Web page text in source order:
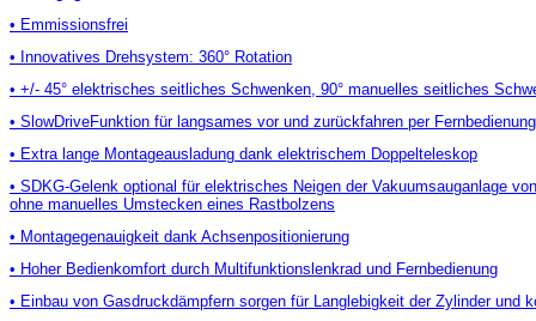
• Emmissionsfrei
• Innovatives Drehsystem: 360° Rotation
• +/- 45° elektrisches seitliches Schwenken, 90° manuelles seitliches
• SlowDriveFunktion für langsames vor und zurückfahren per Fernbedienung
• Extra lange Montageausladung dank elektrischem Doppelteleskop
• SDKG-Gelenk optional für elektrisches Neigen der Vakuumsauganlage
ohne manuelles Umstecken eines Rastbolzens
• Montagegenauigkeit dank Achsenpositionierung
• Hoher Bedienkomfort durch Multifunktionslenkrad und Fernbedienung
• Einbau von Gasdruckdämpfern sorgen für Langlebigkeit der Zylinder und